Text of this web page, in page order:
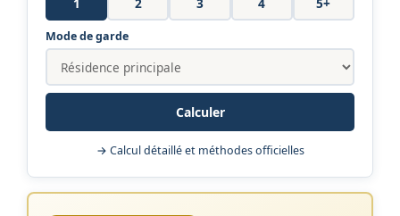
Mode de garde
Calculer
→ Calcul détaillé et méthodes officielles